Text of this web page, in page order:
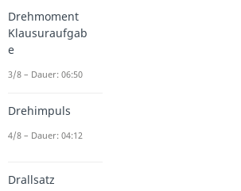
Drehmoment
Klausuraufgab
e
3/8 – Dauer: 06:50
Drehimpuls
4/8 – Dauer: 04:12
Drallsatz